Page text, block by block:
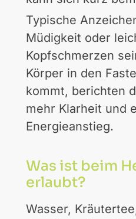
Typische
Müdigkeit oder
Kopfschmerzen
Körper in den
kommt, berichten
mehr Klarheit und
Energieanstieg.
Was ist beim
erlaubt?
Wasser,